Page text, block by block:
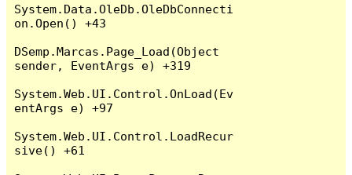
System.Data.OleDb.OleDbConnecti
on.Open() +43
DSemp.Marcas.Page_Load(Object
sender, EventArgs e) +319
System.Web.UI.Control.OnLoad(Ev
entArgs e) +97
System.Web.UI.Control.LoadRecur
sive() +61